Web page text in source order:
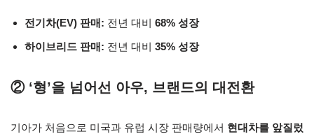
전기차(EV) 판매: 전년 대비 68% 성장
하이브리드 판매: 전년 대비 35% 성장
② ‘형’을 넘어선 아우, 브랜드의 대전환
기아가 처음으로 미국과 유럽 시장 판매량에서 현대차를 앞질렀